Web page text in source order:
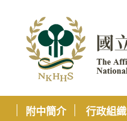
附中簡介 行政組織